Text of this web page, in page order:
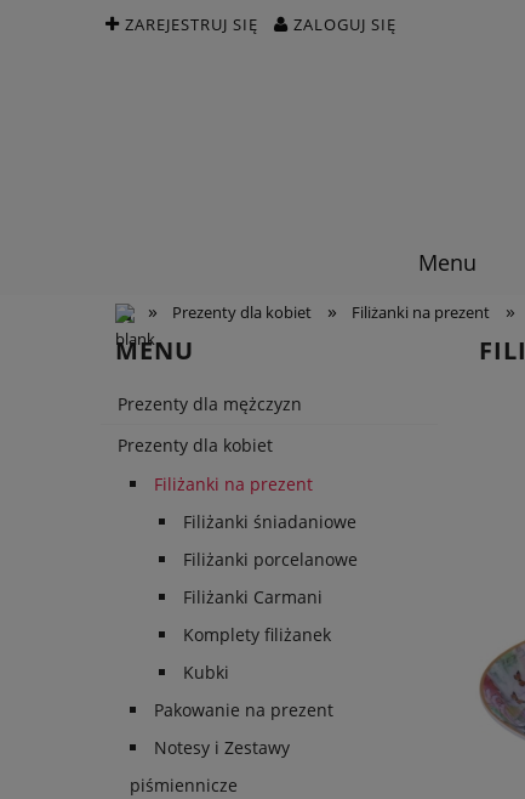
ZAREJESTRUJ SIĘ ZALOGUJ SIĘ
Menu
» Prezenty dla kobiet » Filiżanki na prezent »
MENU
Prezenty dla mężczyzn
Prezenty dla kobiet
Filiżanki na prezent
Filiżanki śniadaniowe
Filiżanki porcelanowe
Filiżanki Carmani
Komplety filiżanek
Kubki
Pakowanie na prezent
Notesy i Zestawy
piśmiennicze